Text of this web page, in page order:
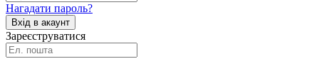
Нагадати пароль?
Зареєструватися